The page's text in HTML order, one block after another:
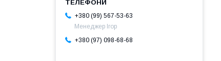
+380 (99) 567-53-63
Менеджер Ігор
+380 (97) 098-68-68